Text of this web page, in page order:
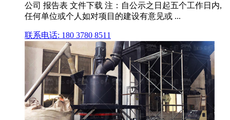
公司 报告表 文件下载 注：自公示之日起五个工作日内,
任何单位或个人如对项目的建设有意见或 ...
联系电话: 180 3780 8511